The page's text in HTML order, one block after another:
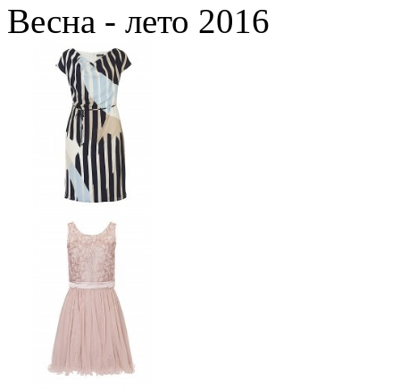
Весна - лето 2016